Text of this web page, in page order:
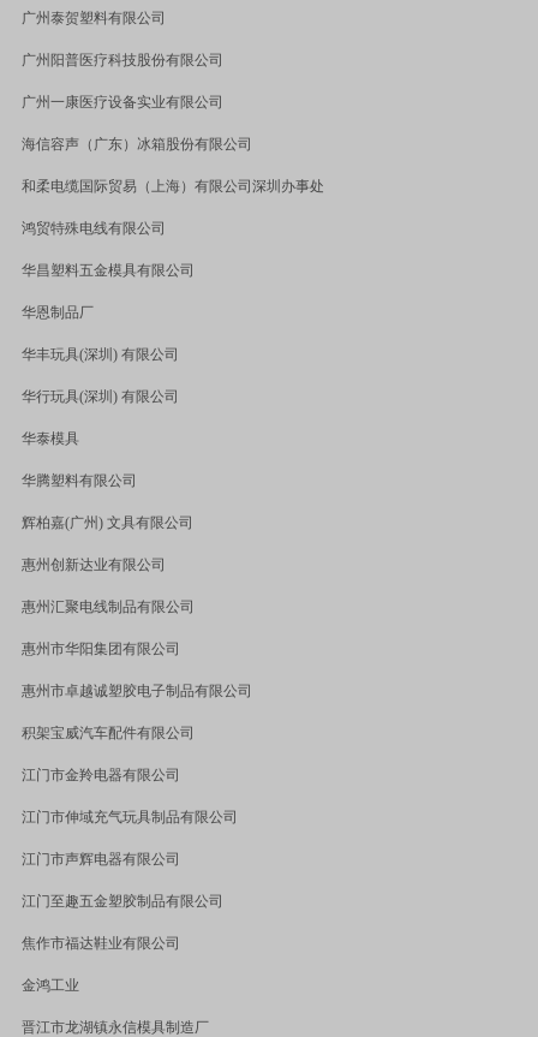
广州泰贺塑料有限公司
广州阳普医疗科技股份有限公司
广州一康医疗设备实业有限公司
海信容声（广东）冰箱股份有限公司
和柔电缆国际贸易（上海）有限公司深圳办事处
鸿贸特殊电线有限公司
华昌塑料五金模具有限公司
华恩制品厂
华丰玩具(深圳 ) 有限公司
华行玩具(深圳 ) 有限公司
华泰模具
华腾塑料有限公司
辉柏嘉(广州 ) 文具有限公司
惠州创新达业有限公司
惠州汇聚电线制品有限公司
惠州市华阳集团有限公司
惠州市卓越诚塑胶电子制品有限公司
积架宝威汽车配件有限公司
江门市金羚电器有限公司
江门市伸域充气玩具制品有限公司
江门市声辉电器有限公司
江门至趣五金塑胶制品有限公司
焦作市福达鞋业有限公司
金鸿工业
晋江市龙湖镇永信模具制造厂